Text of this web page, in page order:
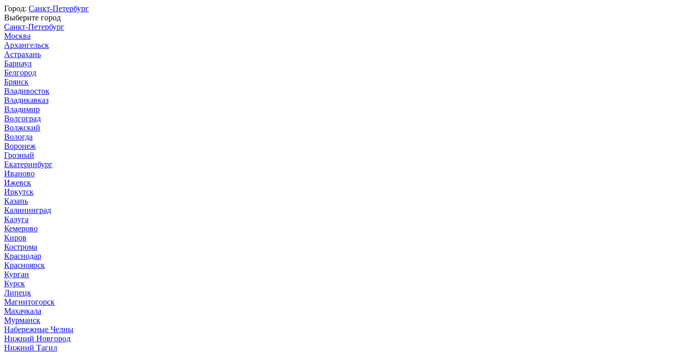
Город: Санкт-Петербург
Выберите город
Санкт-Петербург
Москва
Архангельск
Астрахань
Барнаул
Белгород
Брянск
Владивосток
Владикавказ
Владимир
Волгоград
Волжский
Вологда
Воронеж
Грозный
Екатеринбург
Иваново
Ижевск
Иркутск
Казань
Калининград
Калуга
Кемерово
Киров
Кострома
Краснодар
Красноярск
Курган
Курск
Липецк
Магнитогорск
Махачкала
Мурманск
Набережные Челны
Нижний Новгород
Нижний Тагил